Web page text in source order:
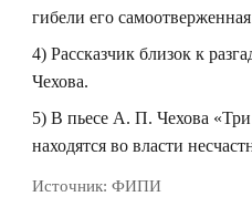
гибели его
4) Рассказчик близок к
Чехова.
5) В пьесе А. П. Чехова «Три
находятся во власти
Источник: ФИПИ